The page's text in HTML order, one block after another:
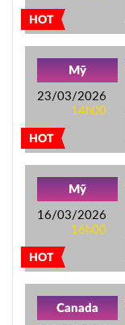
HOT
HOT
Mỹ
23/03/2026
14h00
HOT
Mỹ
16/03/2026
16h00
Canada